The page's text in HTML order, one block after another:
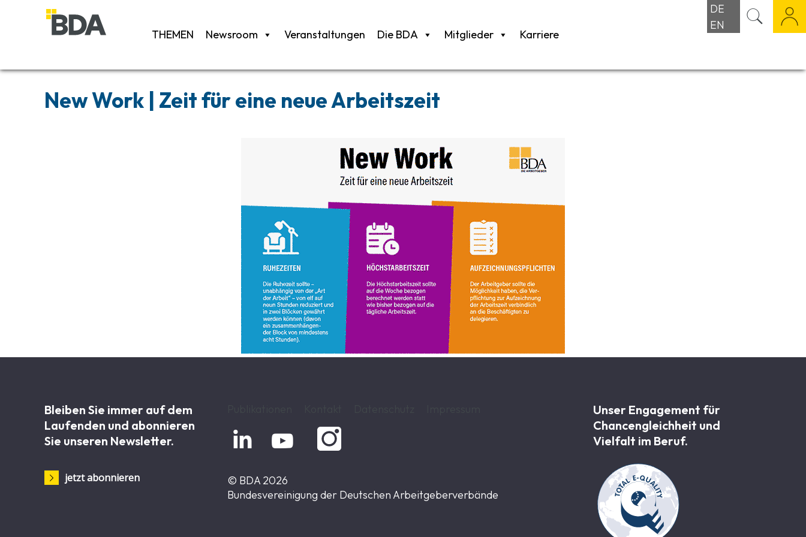
THEMEN Newsroom Veranstaltungen Die BDA Mitglieder Karriere
DE
EN
New Work | Zeit für eine neue Arbeitszeit
Bleiben Sie immer auf dem
Laufenden und abonnieren
Sie unseren Newsletter.
jetzt abonnieren
 
© BDA 2026
Bundesvereinigung der Deutschen Arbeitgeberverbände
Unser Engagement für
Chancen­gleichheit und
Vielfalt im Beruf.